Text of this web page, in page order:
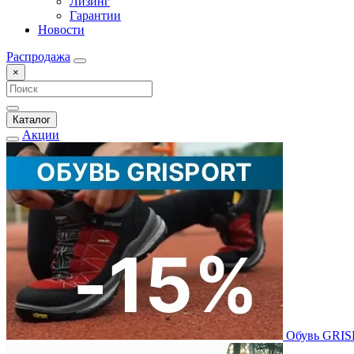
Гарантии
Новости
Распродажа
×
Каталог
Акции
Обувь